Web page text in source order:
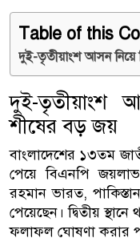
Table of this
দুই-তৃতীয়াংশ আসন নিয়ে
দুই-তৃতীয়াংশ
শীষের বড় জয়
বাংলাদেশের ১৩তম
পেয়ে বিএনপি
রহমান ভারত,
পেয়েছেন। দ্বিতীয়
ফলাফল ঘোষণা করার